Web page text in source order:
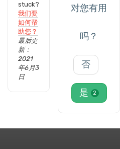
stuck?
我们要
如何帮
助您？
最后更
新：
2021
年6月3
日
对您有用
吗？
否
是 2